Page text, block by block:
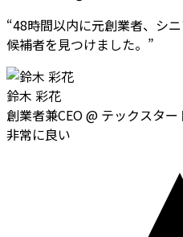
“48時間以内に元創業者、シ
候補者を見つけました。 ”
鈴木 彩花
創業者兼CEO@ テックスター
非常に良い